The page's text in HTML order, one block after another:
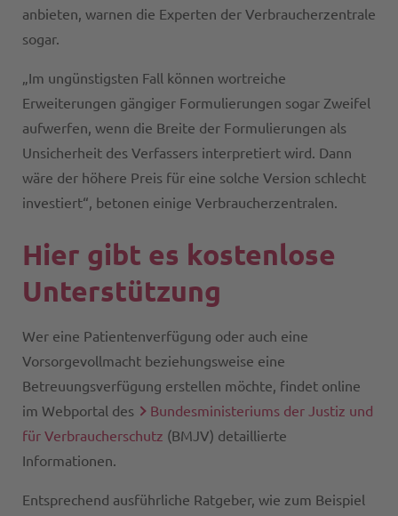
anbieten, warnen die Experten der Verbraucherzentrale
sogar.
„Im ungünstigsten Fall können wortreiche
Erweiterungen gängiger Formulierungen sogar Zweifel
aufwerfen, wenn die Breite der Formulierungen als
Unsicherheit des Verfassers interpretiert wird. Dann
wäre der höhere Preis für eine solche Version schlecht
investiert“, betonen einige Verbraucherzentralen.
Hier gibt es kostenlose
Unterstützung
Wer eine Patientenverfügung oder auch eine
Vorsorgevollmacht beziehungsweise eine
Betreuungsverfügung erstellen möchte, findet online
im Webportal des
Bundesministeriums der Justiz und
für Verbraucherschutz (BMJV) detaillierte
Informationen.
Entsprechend ausführliche Ratgeber, wie zum Beispiel